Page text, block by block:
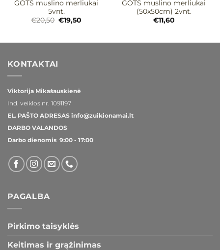
GOTS muslino merliukai
5vnt.
€20,50 Original
price
€19,50
GOTS muslino merliukai
(50x50cm) 2vnt.
€11,60
KONTAKTAI
Viktorija Mikašauskienė
Ind. veiklos nr. 1091197
EL. PAŠTO ADRESAS info@zuikionamai.lt
DARBO VALANDOS
Darbo dienomis 9:00 - 17:00
PAGALBA
Pirkimo taisyklės
Keitimas ir grąžinimas